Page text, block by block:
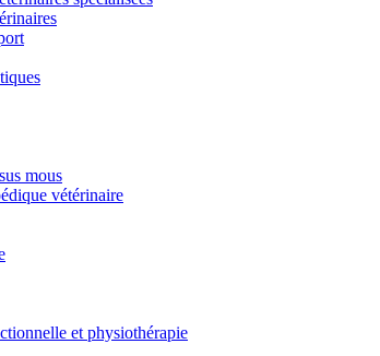
mous
vétérinaire
et physiothérapie